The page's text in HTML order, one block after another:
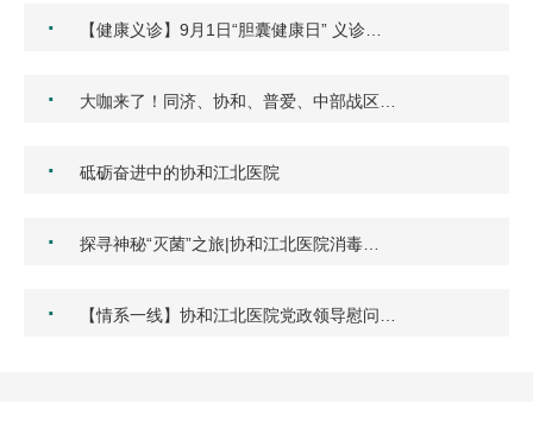
· 【健康义诊】9月1日“胆囊健康日” 义诊…
· 大咖来了！同济、协和、普爱、中部战区…
· 砥砺奋进中的协和江北医院
· 探寻神秘“灭菌”之旅|协和江北医院消毒…
· 【情系一线】协和江北医院党政领导慰问…